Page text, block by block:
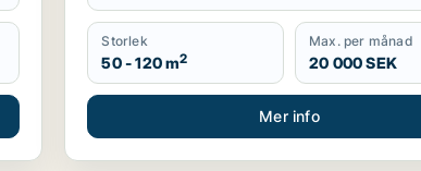
Storlek
50 - 120 m2
Max. per månad
20 000 SEK
Mer info